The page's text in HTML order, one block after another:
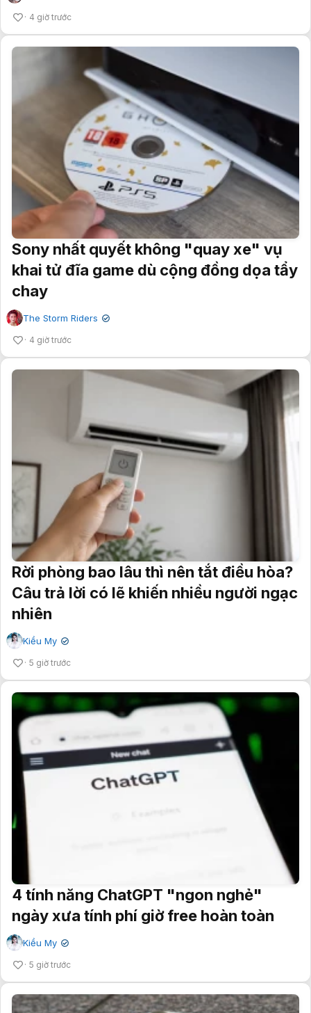
4 giờ trước
Sony nhất quyết không "quay xe" vụ
khai tử đĩa game dù cộng đồng dọa tẩy
chay
The Storm Riders ✔
4 giờ trước
Rời phòng bao lâu thì nên tắt điều hòa?
Câu trả lời có lẽ khiến nhiều người ngạc
nhiên
Kiều My ✔
5 giờ trước
4 tính năng ChatGPT "ngon nghẻ"
ngày xưa tính phí giờ free hoàn toàn
Kiều My ✔
5 giờ trước